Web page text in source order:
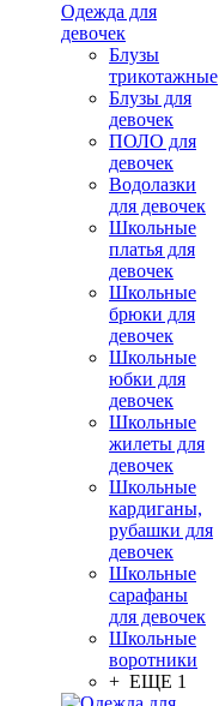
Одежда для
девочек
Блузы
трикотажные
Блузы для
девочек
ПОЛО для
девочек
Водолазки
для девочек
Школьные
платья для
девочек
Школьные
брюки для
девочек
Школьные
юбки для
девочек
Школьные
жилеты для
девочек
Школьные
кардиганы,
рубашки для
девочек
Школьные
сарафаны
для девочек
Школьные
воротники
+ ЕЩЕ 1